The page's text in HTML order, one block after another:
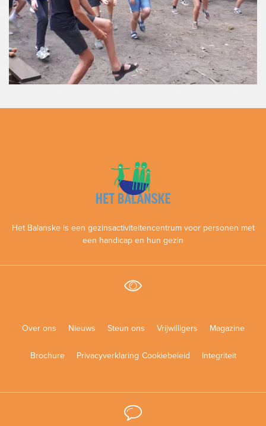
Het Balanske is een gezinsactiviteitencentrum voor personen met
een handicap en hun gezin
Over ons Nieuws Steun ons Vrijwilligers Magazine
Brochure Privacyverklaring Cookiebeleid Integriteit